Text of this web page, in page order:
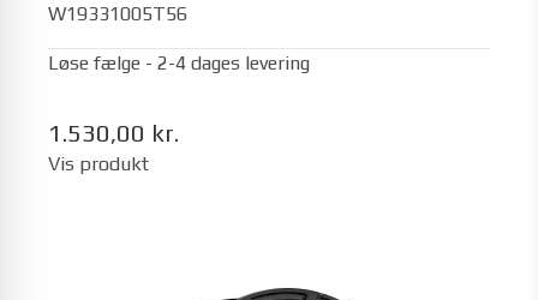
W19331005T56
Løse fælge - 2-4 dages levering
1.530,00 kr.
Vis produkt